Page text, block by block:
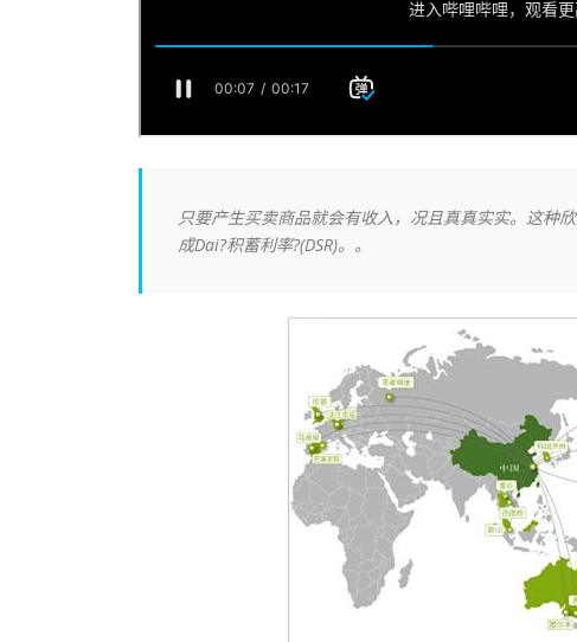
只要产生买卖商品就会有收入，况且真真实实。这种
成Dai?积蓄利率?(DSR)。。